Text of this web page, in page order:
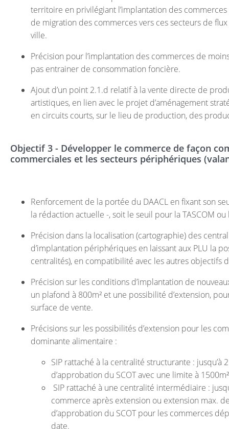
territoire en privilégiant l’implantation des
de migration des commerces vers ces secteurs de
ville.
Précision pour l’implantation des commerces de
pas entrainer de consommation foncière.
Ajout d’un point 2.1.d relatif à la vente directe de
artistiques, en lien avec le projet d’aménagement
en circuits courts, sur le lieu de production, des
Objectif 3 - Développer le commerce de façon
commerciales et les secteurs périphériques
Renforcement de la portée du DAACL en fixant son
la rédaction actuelle -, soit le seuil pour la TASCOM
Précision dans la localisation (cartographie) des
d’implantation périphériques en laissant aux PLU la
centralités), en compatibilité avec les autres objectifs
Précision sur les conditions d’implantation de
un plafond à 800m² et une possibilité d’extension,
surface de vente.
Précisions sur les possibilités d’extension pour les
dominante alimentaire :
SIP rattaché à la centralité structurante : jusqu’à
d’approbation du SCOT avec une limite à
SIP rattaché à une centralité intermédiaire :
commerce après extension ou extension max.
d’approbation du SCOT pour les commerces
date.